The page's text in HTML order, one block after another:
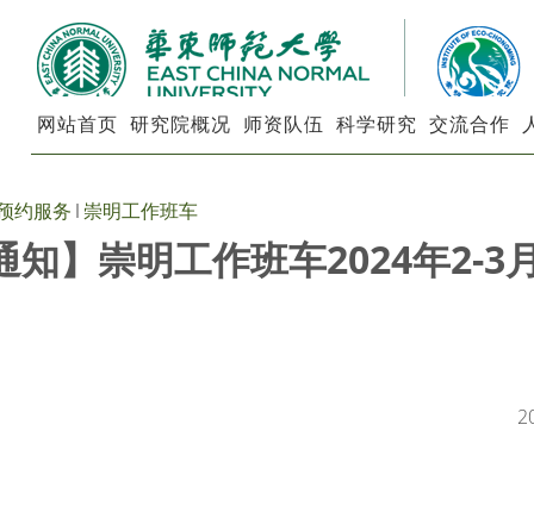
网站首页 研究院概况 师资队伍 科学研究 交流合作
约服务 崇明工作班车
知】崇明工作班车2024年2-3